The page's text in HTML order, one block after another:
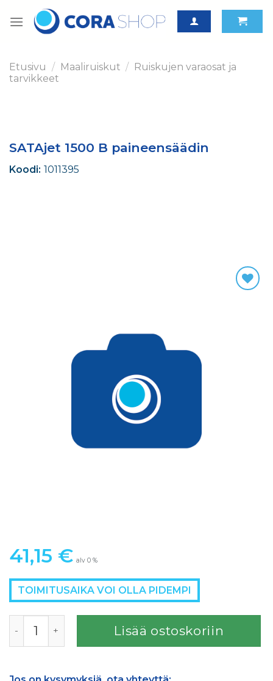
Etusivu / Maaliruiskut / Ruiskujen varaosat ja
tarvikkeet
SATAjet 1500 B paineensäädin
Koodi: 1011395
41,15 € alv 0 %
TOIMITUSAIKA VOI OLLA PIDEMPI
Lisää ostoskoriin